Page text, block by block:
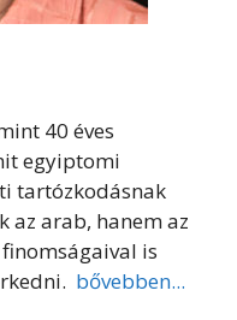
40 éves
egyiptomi
tartózkodásnak
az arab, hanem az
is
bővebben...